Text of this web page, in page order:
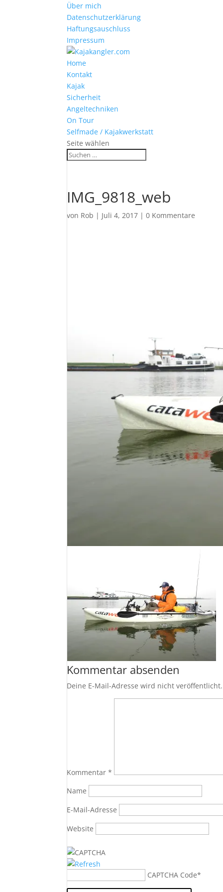
Über mich
Datenschutzerklärung
Haftungsauschluss
Impressum
Home
Kontakt
Kajak
Sicherheit
Angeltechniken
On Tour
Selfmade / Kajakwerkstatt
Seite wählen
IMG_9818_web
von Rob | Juli 4, 2017 |0 Kommentare
Kommentar absenden
Deine E-Mail-Adresse wird nicht veröffentlicht.
Kommentar*
Name
E-Mail-Adresse
Website
CAPTCHA Code*